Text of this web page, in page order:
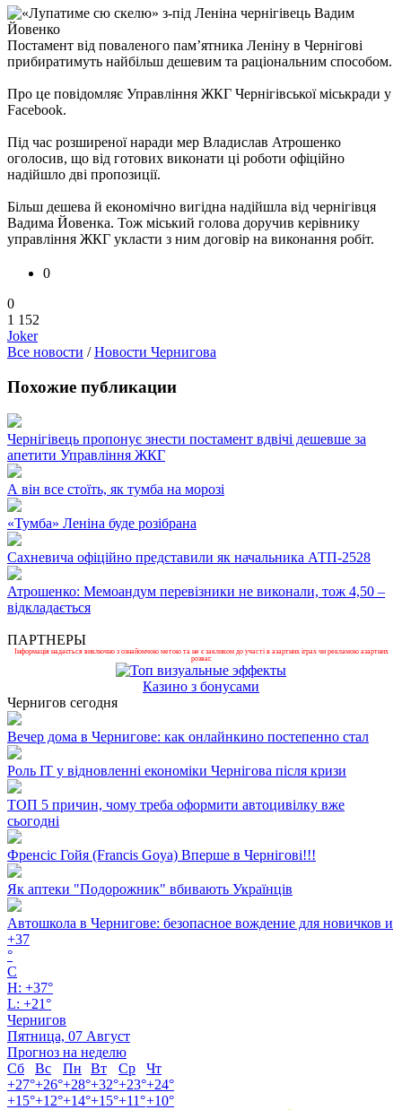
Постамент від поваленого пам’ятника Леніну в Чернігові
прибиратимуть найбільш дешевим та раціональним способом.
Про це повідомляє Управління ЖКГ Чернігівської міськради у
Facebook.
Під час розширеної наради мер Владислав Атрошенко
оголосив, що від готових виконати ці роботи офіційно
надійшло дві пропозиції.
Більш дешева й економічно вигідна надійшла від чернігівця
Вадима Йовенка. Тож міський голова доручив керівнику
управління ЖКГ укласти з ним договір на виконання робіт.
0
0
1 152
Joker
Все новости /Новости Чернигова
Похожие публикации
Чернігівець пропонує знести постамент вдвічі дешевше за
апетити Управління ЖКГ
А він все стоїть, як тумба на морозі
«Тумба» Леніна буде розібрана
Сахневича офіційно представили як начальника АТП-2528
Атрошенко: Мемоандум перевізники не виконали, тож 4,50 –
відкладається
ПАРТНЕРЫ
Інформація надається виключно з ознайомчою метою та не є закликом до участі в азартних іграх чи рекламою азартних
розваг.
Казино з бонусами
Чернигов сегодня
Вечер дома в Чернигове: как онлайнкино постепенно стал
Роль ІТ у відновленні економіки Чернігова після кризи
ТОП 5 причин, чому треба оформити автоцивілку вже
сьогодні
Френсіс Гойя (Francis Goya) Вперше в Чернігові!!!
Як аптеки "Подорожник" вбивають Українців
Автошкола в Чернигове: безопасное вождение для новичков и
+37
°
C
H: +37°
L: +21°
Чернигов
Пятница, 07 Август
Прогноз на неделю
Сб
Вс Пн Вт Ср
Чт
+27°+26°+28°+32°+23°+24°
+15°+12°+14°+15°+11°+10°